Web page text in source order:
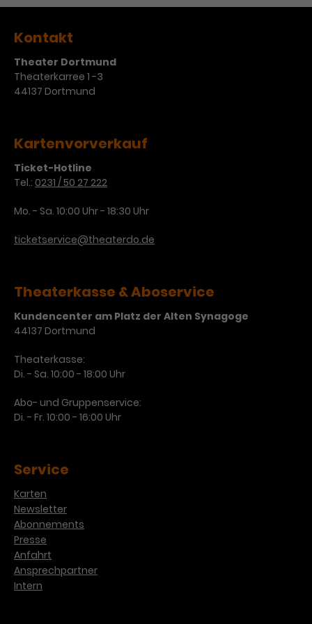
Kontakt
Theater Dortmund
Theaterkarree 1 -3
44137 Dortmund
Kartenvorverkauf
Ticket-Hotline
Tel.: 0231 / 50 27 222
Mo. - Sa. 10:00 Uhr - 18:30 Uhr
ticketservice@theaterdo.de
Theaterkasse & Aboservice
Kundencenter am Platz der Alten Synagoge
44137 Dortmund
Theaterkasse:
Di. - Sa. 10:00 - 18:00 Uhr
Abo- und Gruppenservice:
Di. - Fr. 10:00 - 16:00 Uhr
Service
Karten
Newsletter
Abonnements
Presse
Anfahrt
Ansprechpartner
Intern